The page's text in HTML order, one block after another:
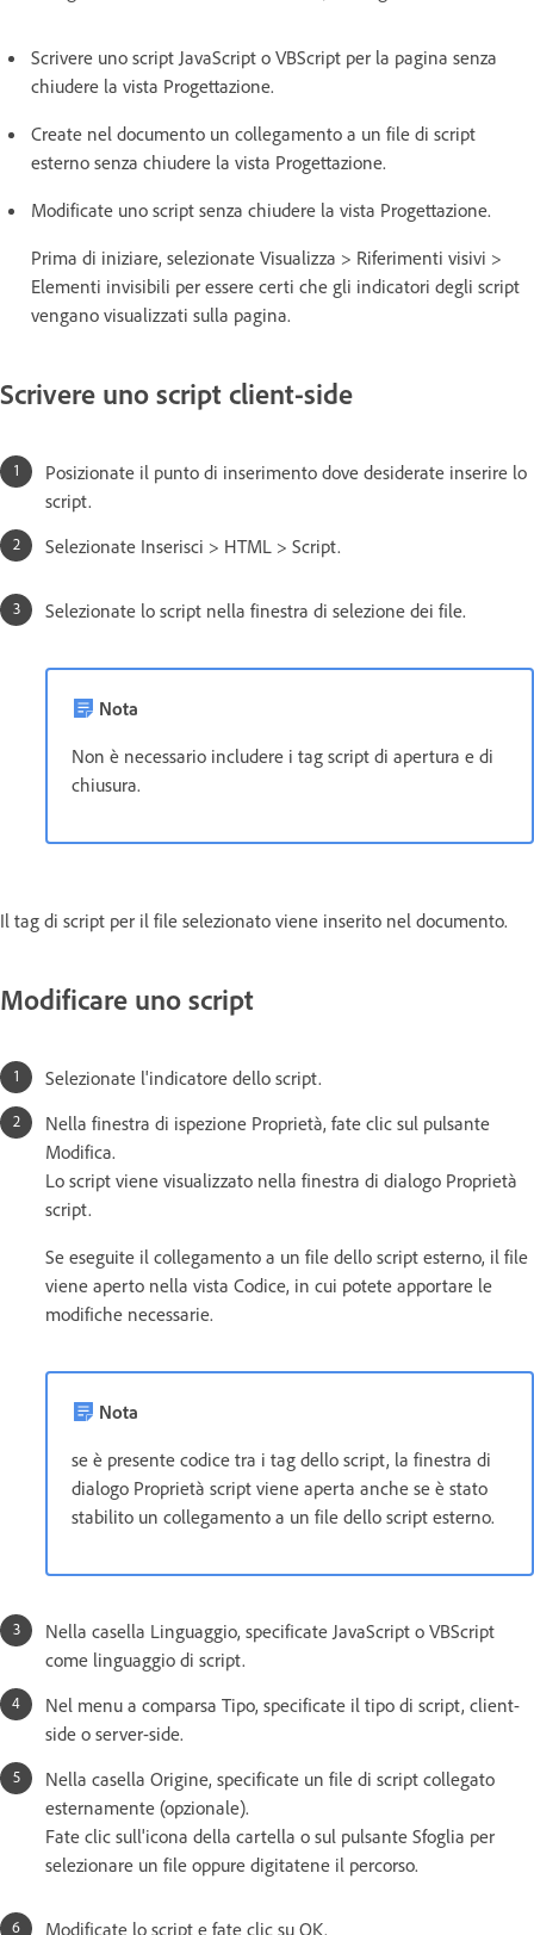
Scrivere uno script JavaScript o VBScript per la pagina senza
chiudere la vista Progettazione.
Create nel documento un collegamento a un file di script
esterno senza chiudere la vista Progettazione.
Modificate uno script senza chiudere la vista Progettazione.
Prima di iniziare, selezionate Visualizza > Riferimenti visivi >
Elementi invisibili per essere certi che gli indicatori degli script
vengano visualizzati sulla pagina.
Scrivere uno script client-side
Posizionate il punto di inserimento dove desiderate inserire lo
script.
Selezionate Inserisci > HTML > Script.
Selezionate lo script nella finestra di selezione dei file.
Nota
Non è necessario includere i tag script di apertura e di
chiusura.
Il tag di script per il file selezionato viene inserito nel documento.
Modificare uno script
Selezionate l'indicatore dello script.
Nella finestra di ispezione Proprietà, fate clic sul pulsante
Modifica.
Lo script viene visualizzato nella finestra di dialogo Proprietà
script.
Se eseguite il collegamento a un file dello script esterno, il file
viene aperto nella vista Codice, in cui potete apportare le
modifiche necessarie.
Nota
se è presente codice tra i tag dello script, la finestra di
dialogo Proprietà script viene aperta anche se è stato
stabilito un collegamento a un file dello script esterno.
Nella casella Linguaggio, specificate JavaScript o VBScript
come linguaggio di script.
Nel menu a comparsa Tipo, specificate il tipo di script, client-
side o server-side.
Nella casella Origine, specificate un file di script collegato
esternamente (opzionale).
Fate clic sull'icona della cartella o sul pulsante Sfoglia per
selezionare un file oppure digitatene il percorso.
Modificate lo script e fate clic su OK.